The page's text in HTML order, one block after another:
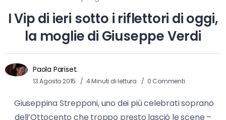
I Vip di ieri sotto i riflettori di oggi,
la moglie di Giuseppe Verdi
Paola Pariset.
13 Agosto 2015 4 Minuti di lettura 0 Commenti
Giuseppina Strepponi, uno dei più celebrati soprano
dell’Ottocento che troppo presto lasciò le scene –